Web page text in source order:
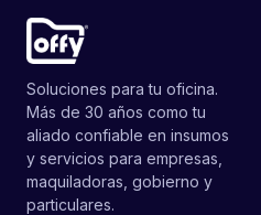
Soluciones para tu oficina.
Más de 30 años como tu
aliado confiable en insumos
y servicios para empresas,
maquiladoras, gobierno y
particulares.